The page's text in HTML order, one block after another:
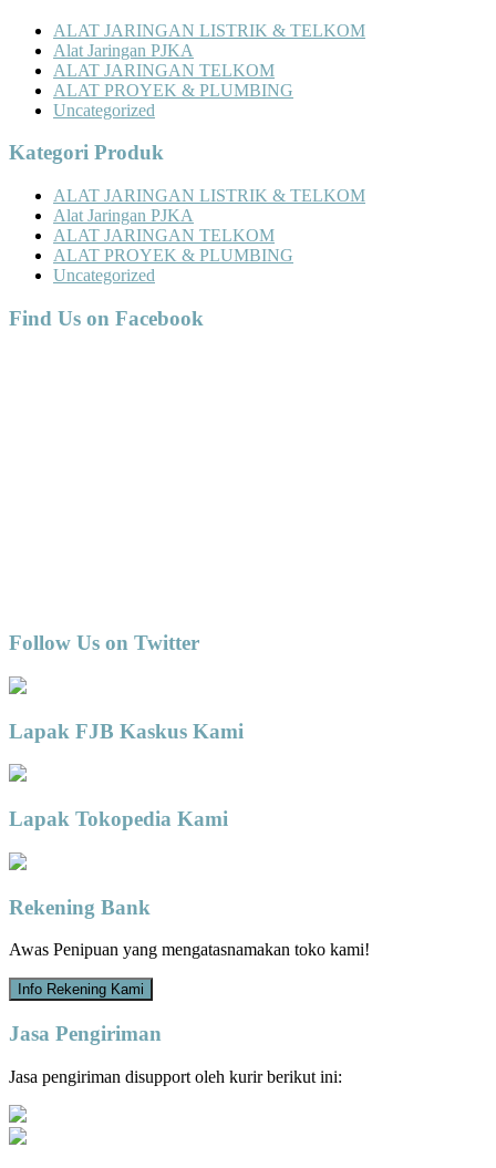
ALAT JARINGAN LISTRIK & TELKOM
Alat Jaringan PJKA
ALAT JARINGAN TELKOM
ALAT PROYEK & PLUMBING
Uncategorized
Kategori Produk
ALAT JARINGAN LISTRIK & TELKOM
Alat Jaringan PJKA
ALAT JARINGAN TELKOM
ALAT PROYEK & PLUMBING
Uncategorized
Find Us on Facebook
Follow Us on Twitter
Lapak FJB Kaskus Kami
Lapak Tokopedia Kami
Rekening Bank
Awas Penipuan yang mengatasnamakan toko kami!
Info Rekening Kami
Jasa Pengiriman
Jasa pengiriman disupport oleh kurir berikut ini: